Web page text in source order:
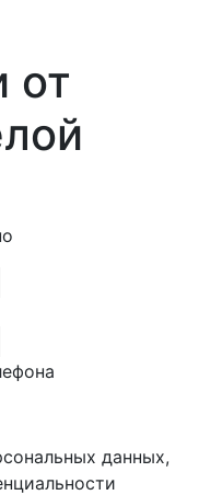
от
данных,